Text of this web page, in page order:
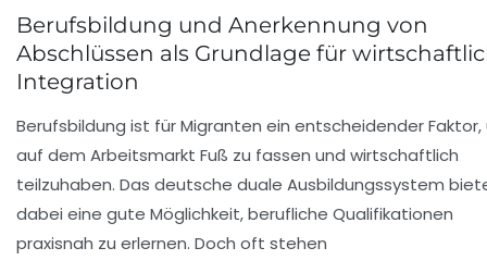
Berufsbildung und Anerkennung von
Abschlüssen als Grundlage für
Integration
Berufsbildung ist für Migranten ein entscheidender Faktor,
auf dem Arbeitsmarkt Fuß zu fassen und wirtschaftlich
teilzuhaben. Das deutsche duale Ausbildungssystem
dabei eine gute Möglichkeit, berufliche Qualifikationen
praxisnah zu erlernen. Doch oft stehen